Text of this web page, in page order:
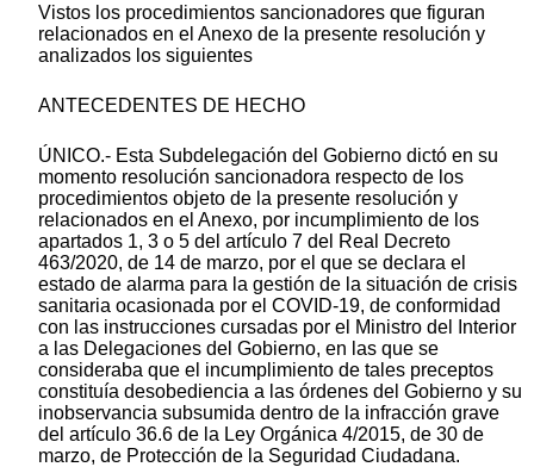
Vistos los procedimientos sancionadores que figuran
relacionados en el Anexo de la presente resolución y
analizados los siguientes
ANTECEDENTES DE HECHO
ÚNICO.- Esta Subdelegación del Gobierno dictó en su
momento resolución sancionadora respecto de los
procedimientos objeto de la presente resolución y
relacionados en el Anexo, por incumplimiento de los
apartados 1, 3 o 5 del artículo 7 del Real Decreto
463/2020, de 14 de marzo, por el que se declara el
estado de alarma para la gestión de la situación de crisis
sanitaria ocasionada por el COVID-19, de conformidad
con las instrucciones cursadas por el Ministro del Interior
a las Delegaciones del Gobierno, en las que se
consideraba que el incumplimiento de tales preceptos
constituía desobediencia a las órdenes del Gobierno y su
inobservancia subsumida dentro de la infracción grave
del artículo 36.6 de la Ley Orgánica 4/2015, de 30 de
marzo, de Protección de la Seguridad Ciudadana.